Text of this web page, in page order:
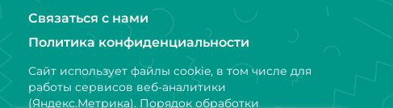
Связаться с нами
Политика конфиденциальности
Сайт использует файлы cookie, в том числе для
работы сервисов веб-аналитики
(Яндекс.Метрика). Порядок обработки